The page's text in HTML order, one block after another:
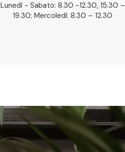
Lunedì - Sabato: 8.30 -12.30, 15.30 –
19.30; Mercoledì: 8.30 – 12.30